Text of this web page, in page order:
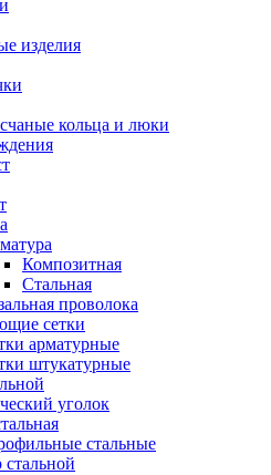
изделия
кольца и люки
Композитная
Стальная
проволока
сетки
арматурные
штукатурные
уголок
стальные